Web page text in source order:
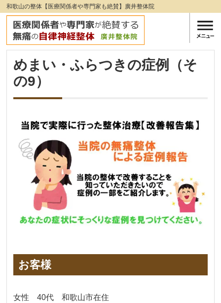
和歌山の整体【医療関係者や専門家も絶賛】廣井整体院
めまい・ふらつきの症例（そ
の9）
お客様
女性 40代 和歌山市在住